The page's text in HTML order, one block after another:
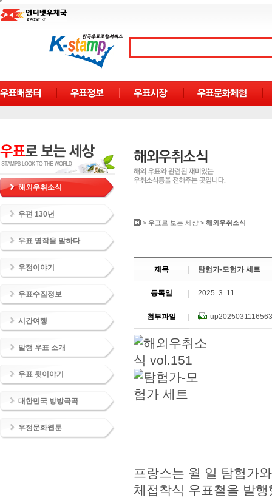
해외우취소식
우편 130년
우표 명작을 말하다
우정이야기
우표수집정보
시간여행
발행 우표 소개
우표 뒷이야기
대한민국 방방곡곡
우정문화웹툰
> 우표로 보는 세상 > 해외우취소식
제목 탐험가-모험가 세트
등록일 2025. 3. 11.
첨부파일
프랑스는 월 일 탐험가
체접착식 우표철을 발